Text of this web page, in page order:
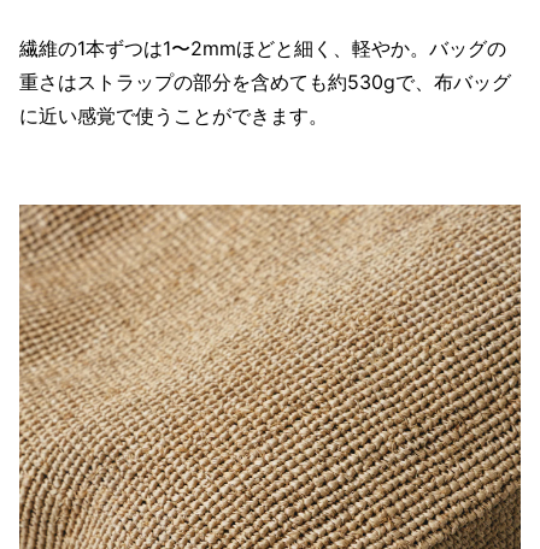
繊維の1本ずつは1〜2mmほどと細く、軽やか。バッグの
重さはストラップの部分を含めても約530gで、布バッグ
に近い感覚で使うことができます。